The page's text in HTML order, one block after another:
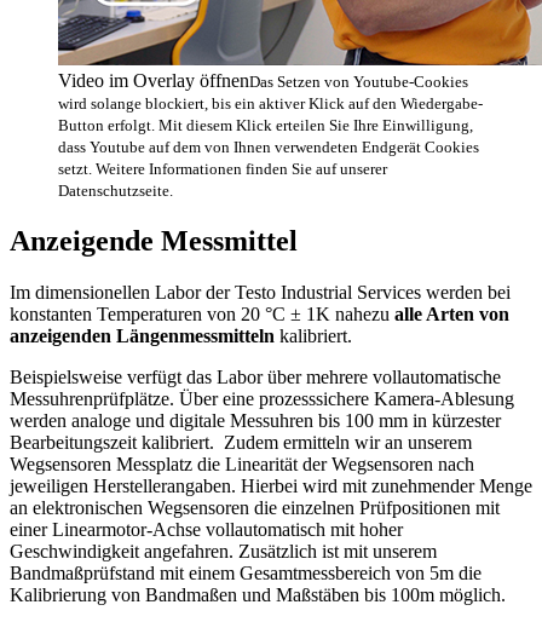
Video im Overlay öffnenDas Setzen von Youtube-Cookies
wird solange blockiert, bis ein aktiver Klick auf den Wiedergabe-
Button erfolgt. Mit diesem Klick erteilen Sie Ihre Einwilligung,
dass Youtube auf dem von Ihnen verwendeten Endgerät Cookies
setzt. Weitere Informationen finden Sie auf unserer
Datenschutzseite.
Anzeigende Messmittel
Im dimensionellen Labor der Testo Industrial Services werden bei
konstanten Temperaturen von 20 °C ± 1K nahezu alle Arten von
anzeigenden Längenmessmitteln kalibriert.
Beispielsweise verfügt das Labor über mehrere vollautomatische
Messuhrenprüfplätze. Über eine prozesssichere Kamera-Ablesung
werden analoge und digitale Messuhren bis 100 mm in kürzester
Bearbeitungszeit kalibriert. Zudem ermitteln wir an unserem
Wegsensoren Messplatz die Linearität der Wegsensoren nach
jeweiligen Herstellerangaben. Hierbei wird mit zunehmender Menge
an elektronischen Wegsensoren die einzelnen Prüfpositionen mit
einer Linearmotor-Achse vollautomatisch mit hoher
Geschwindigkeit angefahren. Zusätzlich ist mit unserem
Bandmaßprüfstand mit einem Gesamtmessbereich von 5m die
Kalibrierung von Bandmaßen und Maßstäben bis 100m möglich.